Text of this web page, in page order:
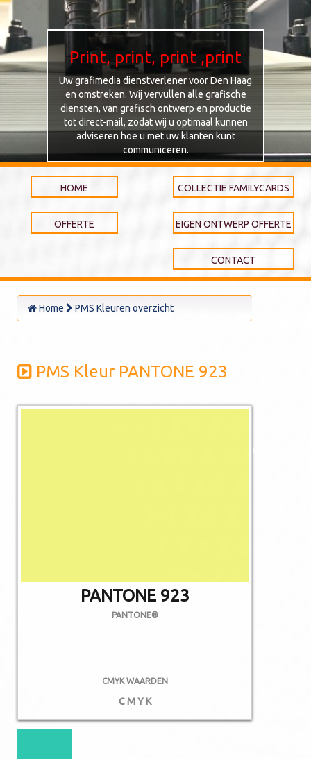
Print, print, print ,print
Uw grafimedia dienstverlener voor Den Haag
en omstreken. Wij vervullen alle grafische
diensten, van grafisch ontwerp en productie
tot direct-mail, zodat wij u optimaal kunnen
adviseren hoe u met uw klanten kunt
communiceren.
HOME
OFFERTE
COLLECTIE FAMILYCARDS
EIGEN ONTWERP OFFERTE
CONTACT
Home PMS Kleuren overzicht
PMS Kleur PANTONE 923
PANTONE 923
PANTONE®
CMYK WAARDEN
CMY K